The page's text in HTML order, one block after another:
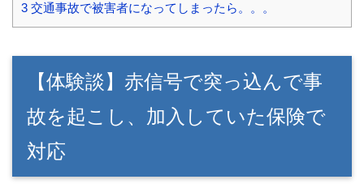
3 交通事故で被害者になってしまったら。。。
【体験談】赤信号で突っ込んで事
故を起こし、加入していた保険で
対応